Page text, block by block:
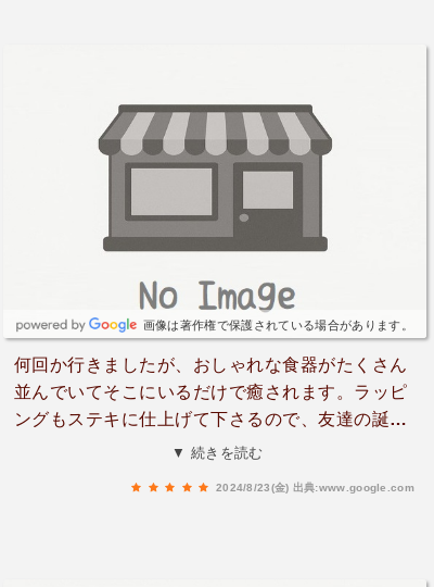
画像は著作権で保護されている場合があります。
何回か行きましたが、おしゃれな食器がたくさん
並んでいてそこにいるだけで癒されます。ラッピ
ングもステキに仕上げて下さるので、友達の誕生
日プレゼントを探す時など利用する事が多いで
▼ 続きを読む
2024/8/23(金) 出典:www.google.com